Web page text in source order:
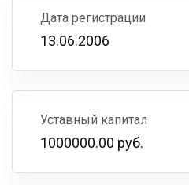
Дата регистрации
13.06.2006
Уставный капитал
1000000.00 руб.